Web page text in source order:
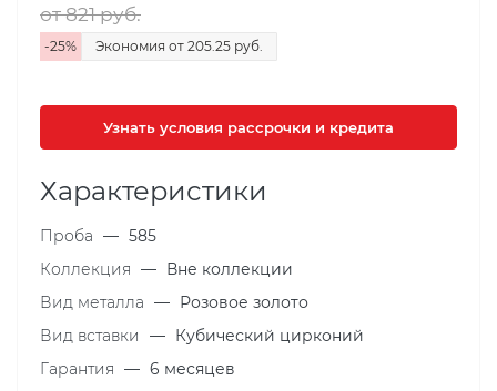
от 821руб.
-25% Экономия от 205.25 руб.
Узнать условия рассрочки и кредита
Характеристики
Проба — 585
Коллекция — Вне коллекции
Вид металла — Розовое золото
Вид вставки
— Кубический цирконий
Гарантия — 6 месяцев